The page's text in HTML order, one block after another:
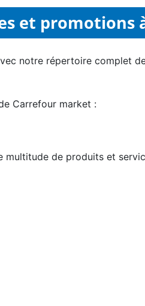
et promotions
notre répertoire complet
Carrefour market :
de produits et